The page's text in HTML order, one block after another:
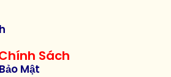
Sách
Mật